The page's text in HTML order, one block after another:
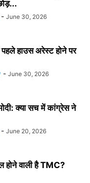
- June 30, 2026
हाउस अरेस्ट होने पर
- June 30, 2026
क्या सच में कांग्रेस ने
- June 20, 2026
होने वाली है TMC?